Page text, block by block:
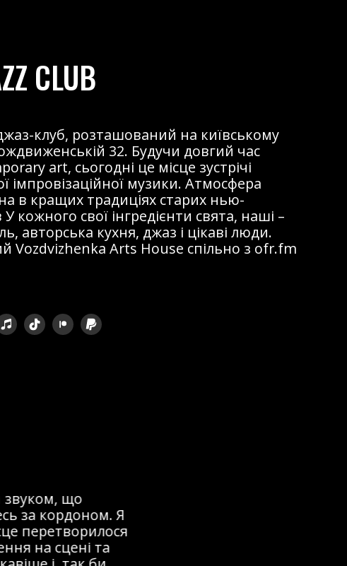
CLUB
клуб, розташований на київському
32. Будучи довгий час
art, сьогодні це місце зустрічі
імпровізаційної музики. Атмосфера
в кращих традиціях старих нью-
кожного свої інгредієнти свята, наші –
авторська кухня, джаз і цікаві люди.
Vozdvizhenka Arts House спільно з ofr.fm
що
за кордоном. Я
перетворилося
на сцені та